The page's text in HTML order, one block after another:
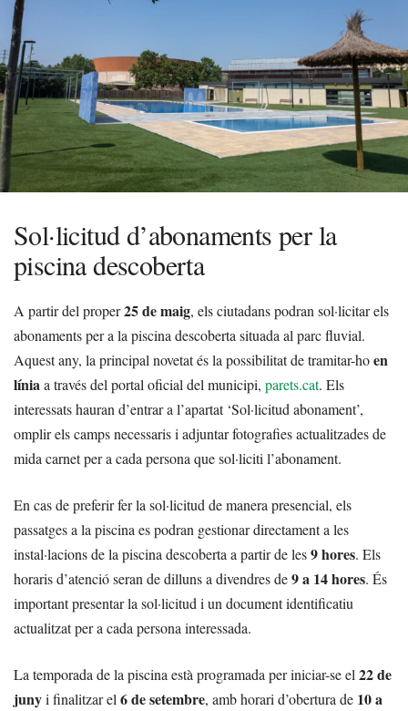
Sol·licitud d’abonaments per la
piscina descoberta
A partir del proper25 de maig, els ciutadans podran sol·licitar els
abonaments per a la piscina descoberta situada al parc fluvial.
Aquest any, la principal novetat és la possibilitat de tramitar-hoen
líniaa través del portal oficial del municipi, parets.cat. Els
interessats hauran d’entrar a l’apartat ‘Sol·licitud abonament’,
omplir els camps necessaris i adjuntar fotografies actualitzades de
mida carnet per a cada persona que sol·liciti l’abonament.
En cas de preferir fer la sol·licitud de manera presencial, els
passatges a la piscina es podran gestionar directament a les
instal·lacions de la piscina descoberta a partir de les9 hores. Els
horaris d’atenció seran de dilluns a divendres de9 a 14 hores. És
important presentar la sol·licitud i un document identificatiu
actualitzat per a cada persona interessada.
La temporada de la piscina està programada per iniciar-se el 22 de
junyi finalitzar el 6 de setembre, amb horari d’obertura de 10 a